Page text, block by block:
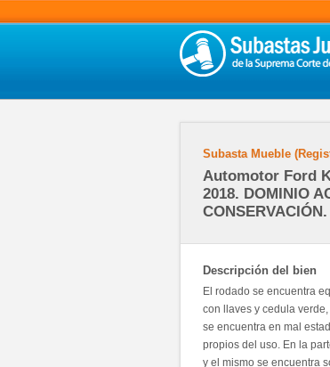
Subasta Mueble
Automotor Ford
2018. DOMINIO
CONSERVACIÓN.
Descripción del bien
El rodado se encuentra
con llaves y cedula
se encuentra en mal
propios del uso. En la
y el mismo se encuentra